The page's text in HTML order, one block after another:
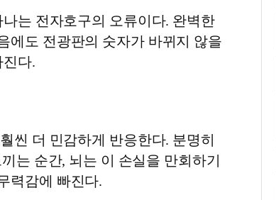
는 전자호구의 오류이다. 완벽한
에도 전광판의 숫자가 바뀌지 않을
다.
씬 더 민감하게 반응한다. 분명히
는 순간, 뇌는 이 손실을 만회하기
력감에 빠진다.